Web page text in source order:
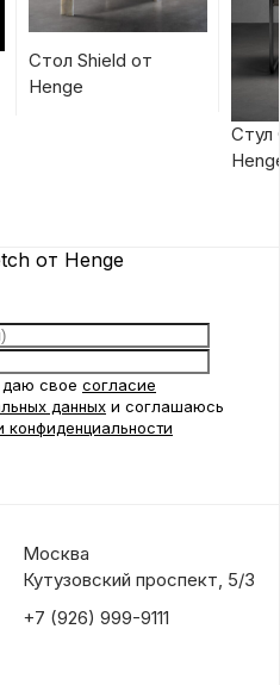
Стол Shield от
Henge
Стул
от Henge
даю свое согласие
данных и соглашаюсь
конфиденциальности
Москва
Кутузовский проспект, 5/3
+7 (926) 999-9111